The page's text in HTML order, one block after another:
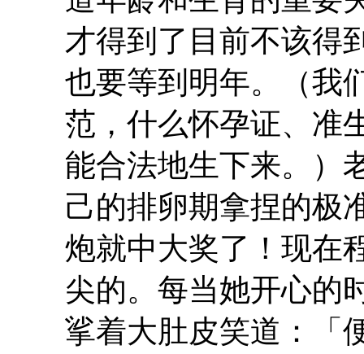
才得到了目前不该得
也要等到明年。（我
范，什么怀孕证、准
能合法地生下来。）
己的排卵期拿捏的极
炮就中大奖了！现在
尖的。每当她开心的
挲着大肚皮笑道：「